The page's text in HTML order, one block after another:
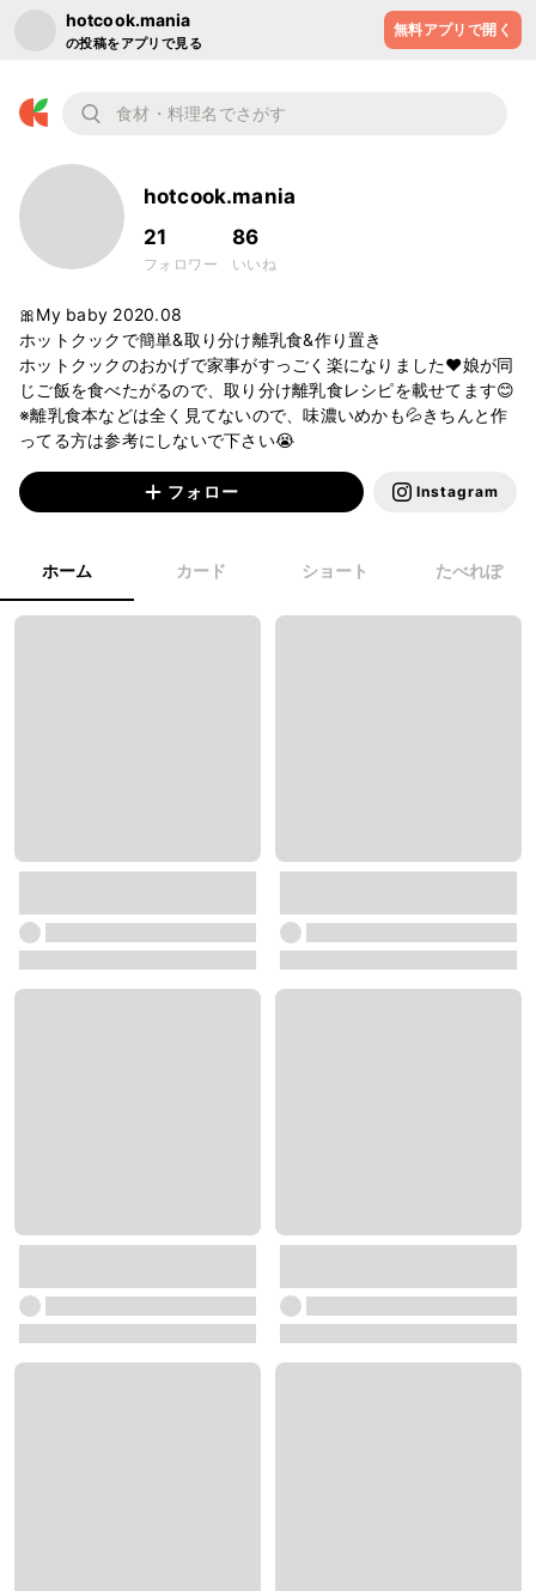
hotcook.mania
の投稿をアプリで見る
無料アプリで開く
hotcook.mania
21
フォロワー
86
いいね
🎀My baby 2020.08
ホットクックで簡単&取り分け離乳食&作り置き
ホットクックのおかげで家事がすっごく楽になりました❤️娘が同
じご飯を食べたがるので、取り分け離乳食レシピを載せてます😊
※離乳食本などは全く見てないので、味濃いめかも💦きちんと作
ってる方は参考にしないで下さい😭
フォロー Instagram
ホーム カード ショート たべれぽ